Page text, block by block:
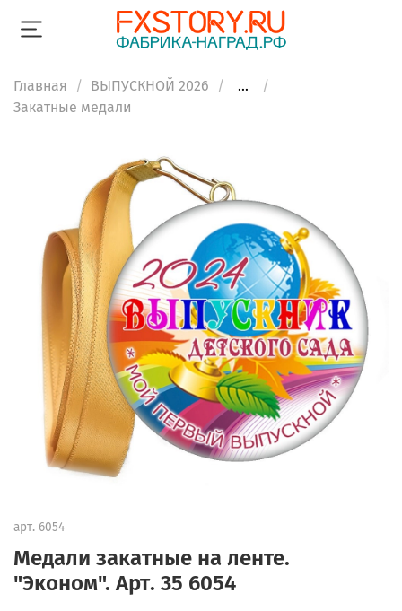
Главная ВЫПУСКНОЙ 2026
...
Закатные медали
арт. 6054
Медали закатные на ленте.
"Эконом". Арт. 35 6054